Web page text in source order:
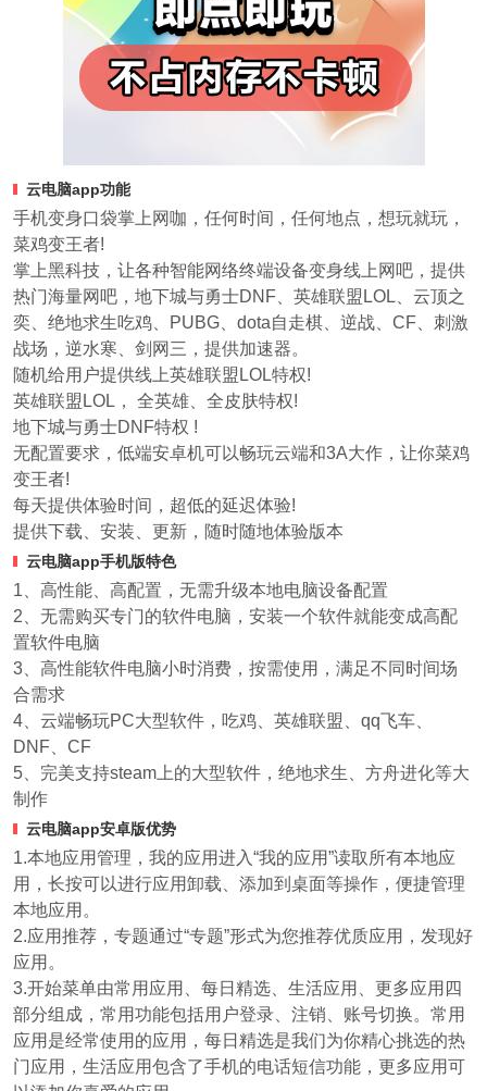
云电脑app功能
手机变身口袋掌上网咖，任何时间，任何地点，想玩就玩，
菜鸡变王者!
掌上黑科技，让各种智能网络终端设备变身线上网吧，提供
热门海量网吧，地下城与勇士DNF、英雄联盟LOL、云顶之
奕、绝地求生吃鸡、PUBG、dota自走棋、逆战、CF、刺激
战场，逆水寒、剑网三，提供加速器。
随机给用户提供线上英雄联盟LOL特权!
英雄联盟LOL， 全英雄、全皮肤特权!
地下城与勇士DNF特权 !
无配置要求，低端安卓机可以畅玩云端和3A大作，让你菜鸡
变王者!
每天提供体验时间，超低的延迟体验!
提供下载、安装、更新，随时随地体验版本
云电脑app手机版特色
1、高性能、高配置，无需升级本地电脑设备配置
2、无需购买专门的软件电脑，安装一个软件就能变成高配
置软件电脑
3、高性能软件电脑小时消费，按需使用，满足不同时间场
合需求
4、云端畅玩PC大型软件，吃鸡、英雄联盟、qq飞车、
DNF、CF
5、完美支持steam上的大型软件，绝地求生、方舟进化等大
制作
云电脑app安卓版优势
1.本地应用管理，我的应用进入“我的应用”读取所有本地应
用，长按可以进行应用卸载、添加到桌面等操作，便捷管理
本地应用。
2.应用推荐，专题通过“专题”形式为您推荐优质应用，发现好
应用。
3.开始菜单由常用应用、每日精选、生活应用、更多应用四
部分组成，常用功能包括用户登录、注销、账号切换。常用
应用是经常使用的应用，每日精选是我们为你精心挑选的热
门应用，生活应用包含了手机的电话短信功能，更多应用可